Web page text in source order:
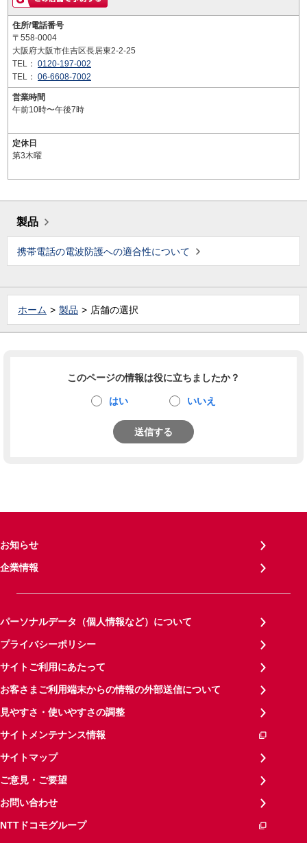
住所/電話番号
〒558-0004
大阪府大阪市住吉区長居東2-2-25
TEL： 0120-197-002
TEL： 06-6608-7002
営業時間
午前10時〜午後7時
定休日
第3木曜
製品
携帯電話の電波防護への適合性について
ホーム 製品 店舗の選択
このページの情報は役に立ちましたか？
はい いいえ
送信する
お知らせ
企業情報
パーソナルデータ（個人情報など）について
プライバシーポリシー
サイトご利用にあたって
お客さまご利用端末からの情報の外部送信について
見やすさ・使いやすさの調整
サイトメンテナンス情報
サイトマップ
ご意見・ご要望
お問い合わせ
NTTドコモグループ